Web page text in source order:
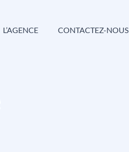
L’AGENCE CONTACTEZ-NOUS